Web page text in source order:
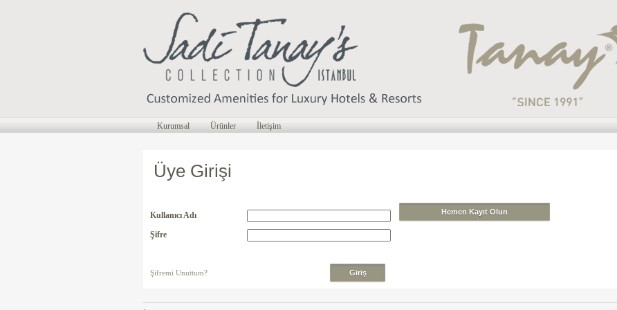
Kurumsal Ürünler İletişim
Üye Girişi
Kullanıcı Adı
Şifre
Şifremi Unuttum?
Hemen Kayıt Olun